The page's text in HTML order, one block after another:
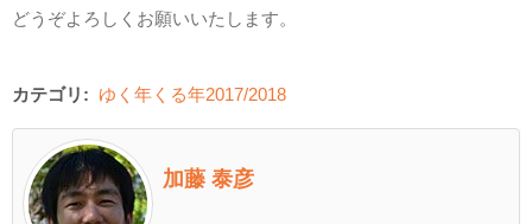
どうぞよろしくお願いいたします。
カテゴリ: ゆく年くる年2017/2018
加藤 泰彦